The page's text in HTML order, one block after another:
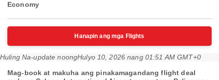
Economy
Hanapin ang mga Flights
Huling Na-update noongHulyo 10, 2026 nang 01:51 AM GMT+0
Mag-book at makuha ang pinakamagandang flight deal